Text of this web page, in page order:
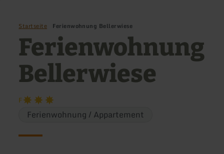
Startseite Ferienwohnung Bellerwiese
Ferienwohnung
Bellerwiese
F
Ferienwohnung / Appartement